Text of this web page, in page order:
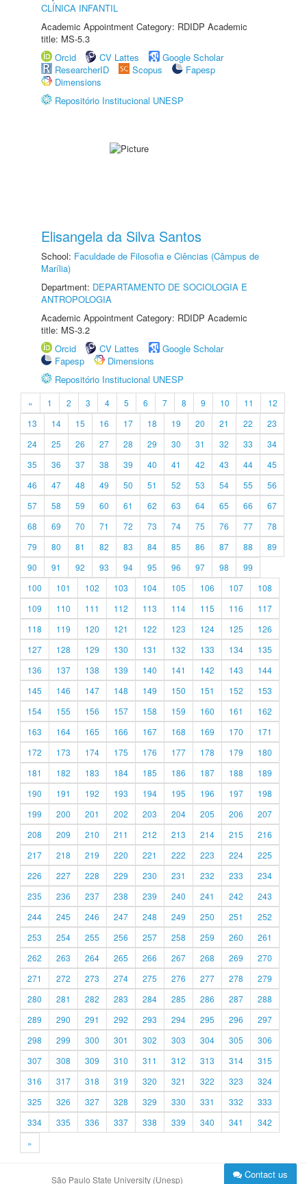
CLÍNICA INFANTIL
Academic Appointment Category: RDIDP Academic
title: MS-5.3
Orcid
CV Lattes
Google Scholar
ResearcherID
Scopus
Fapesp
Dimensions
Repositório Institucional UNESP
Elisangela da Silva Santos
School: Faculdade de Filosofia e Ciências (Câmpus de
Marília)
Department: DEPARTAMENTO DE SOCIOLOGIA E
ANTROPOLOGIA
Academic Appointment Category: RDIDP Academic
title: MS-3.2
Orcid
CV Lattes
Google Scholar
Fapesp
Dimensions
Repositório Institucional UNESP
« 1 2 3 4 5 6 7 8 9 10 11
12
13
14 15 16 17 18 19 20 21 22
23
24
25 26 27 28 29 30 31 32 33
34
35
36 37 38 39 40 41 42 43 44
45
46
47 48 49 50 51 52 53 54 55
56
57
58 59 60 61 62 63 64 65 66
67
68
69 70 71 72 73 74 75 76 77
78
79
80 81 82 83 84 85 86 87 88
89
90
91 92 93 94 95 96 97 98
99
100
101 102 103 104 105 106 107
108
109
110 111 112 113 114 115 116
117
118
119 120 121 122 123 124 125
126
127
128 129 130 131 132 133 134
135
136
137 138 139 140 141 142 143
144
145
146 147 148 149 150 151 152
153
154
155 156 157 158 159 160 161
162
163
164 165 166 167 168 169 170
171
172
173 174 175 176 177 178 179
180
181
182 183 184 185 186 187 188
189
190
191 192 193 194 195 196 197
198
199
200 201 202 203 204 205 206
207
208
209 210 211 212 213 214 215
216
217
218 219 220 221 222 223 224
225
226
227 228 229 230 231 232 233
234
235
236 237 238 239 240 241 242
243
244
245 246 247 248 249 250 251
252
253
254 255 256 257 258 259 260
261
262
263 264 265 266 267 268 269
270
271
272 273 274 275 276 277 278
279
280
281 282 283 284 285 286 287
288
289
290 291 292 293 294 295 296
297
298
299 300 301 302 303 304 305
306
307
308 309 310 311 312 313 314
315
316
317 318 319 320 321 322 323
324
325
326 327 328 329 330 331 332
333
334
335 336 337 338 339 340 341
342
»
São Paulo State University (Unesp) Contact us